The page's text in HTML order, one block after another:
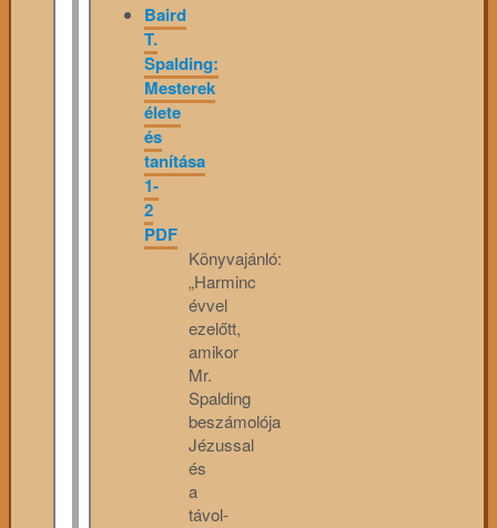
Baird
T.
Spalding:
Mesterek
élete
és
tanítása
1-
2
PDF
Könyvajánló:
„Harminc
évvel
ezelőtt,
amikor
Mr.
Spalding
beszámolója
Jézussal
és
a
távol-